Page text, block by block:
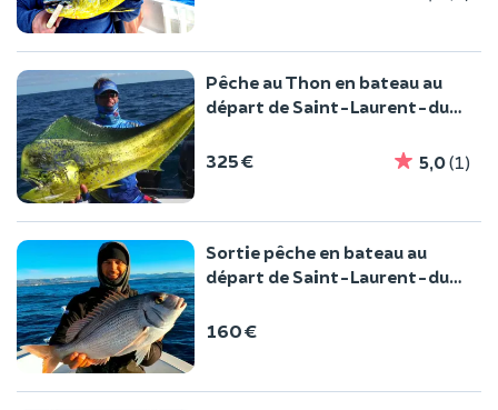
Pêche au Thon en bateau au
départ de Saint-Laurent-du-
325 € 5,0(1)
Sortie pêche en bateau au
départ de Saint-Laurent-du-
160 €